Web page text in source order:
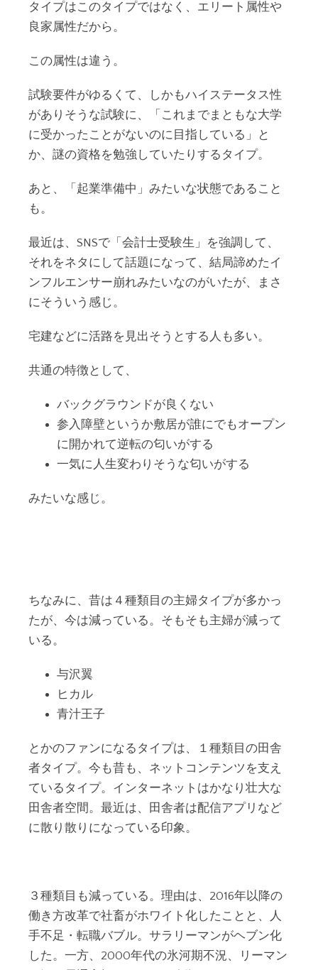
タイプはこのタイプではなく、エリート属性や
良家属性だから。
この属性は違う。
試験要件がゆるくて、しかもハイステータス性
がありそうな試験に、「これまでまともな大学
に受かったことがないのに目指している」と
か、謎の資格を勉強していたりするタイプ。
あと、「起業準備中」みたいな状態であること
も。
最近は、SNSで「会計士受験生」を強調して、
それをネタにして話題になって、結局諦めたイ
ンフルエンサー崩れみたいなのがいたが、まさ
にそういう感じ。
宅建などに活路を見出そうとする人も多い。
共通の特徴として、
バックグラウンドが良くない
参入障壁というか敷居が誰にでもオープン
に開かれて逆転の匂いがする
一気に人生変わりそうな匂いがする
みたいな感じ。
ちなみに、昔は４種類目の主婦タイプが多かっ
たが、今は減っている。そもそも主婦が減って
いる。
与沢翼
ヒカル
青汁王子
とかのファンになるタイプは、１種類目の田舎
者タイプ。今も昔も、ネットコンテンツを支え
ているタイプ。インターネットはかなり壮大な
田舎者空間。最近は、田舎者は配信アプリなど
に散り散りになっている印象。
３種類目も減っている。理由は、2016年以降の
働き方改革で社畜がホワイト化したことと、人
手不足・転職バブル。サラリーマンがヘブン化
した。一方、2000年代の氷河期不況、リーマン